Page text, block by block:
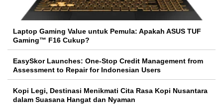
Laptop Gaming Value untuk Pemula: Apakah ASUS TUF
Gaming™ F16 Cukup?
EasySkor Launches: One-Stop Credit Management from
Assessment to Repair for Indonesian Users
Kopi Legi, Destinasi Menikmati Cita Rasa Kopi Nusantara
dalam Suasana Hangat dan Nyaman